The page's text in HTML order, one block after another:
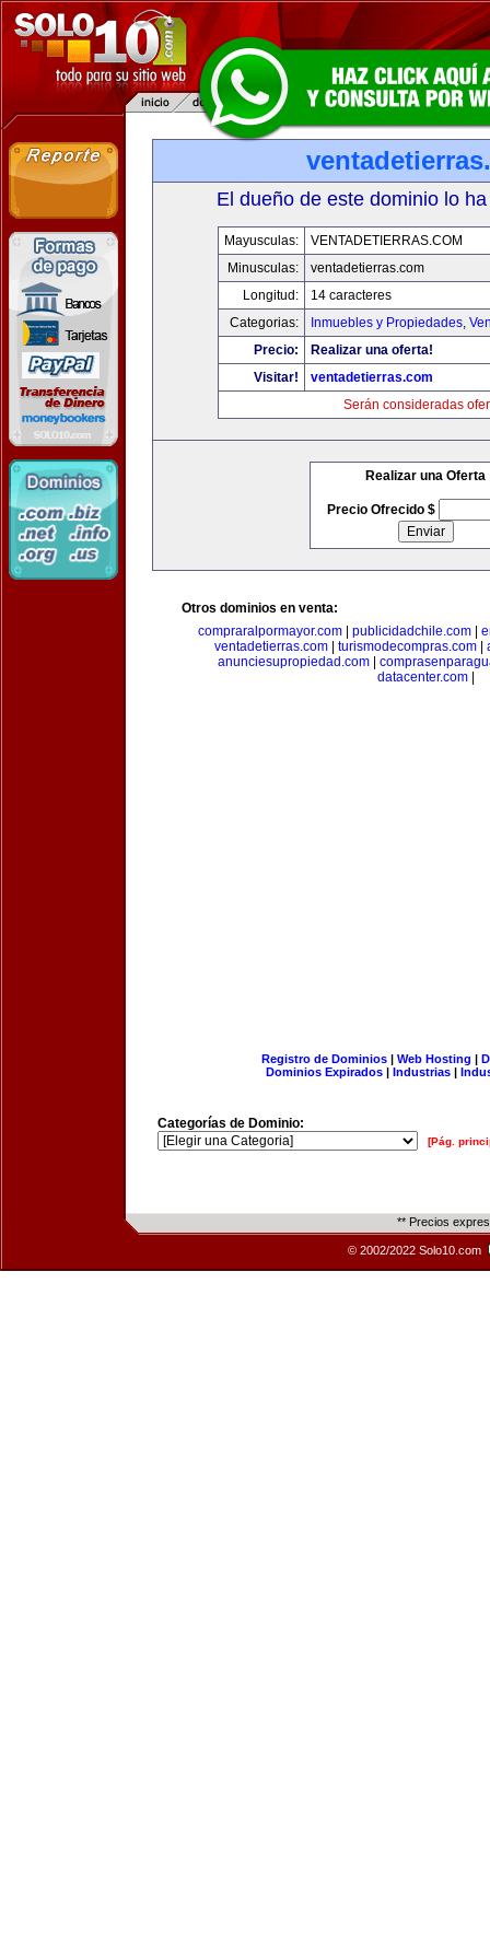
El dueño de este dominio lo
Mayusculas:
VENTADETIERRAS.COM
Minusculas:
ventadetierras.com
Longitud:
14 caracteres
Categorias:
Inmuebles y Propiedades,
Precio:
Realizar una oferta!
Visitar!
ventadetierras.com
Serán consideradas
Realizar una Oferta
Precio Ofrecido $
Otros dominios en venta:
compraralpormayor.com| publicidadchile.com|
ventadetierras.com
turismodecompras.com
anunciesupropiedad.com|
datacenter.com|
Registro de Dominios| Web Hosting |
Dominios Expirados | Industrias |
Categorías de Dominio:
[Pág.
** Precios
© 2002/2022 Solo10.com